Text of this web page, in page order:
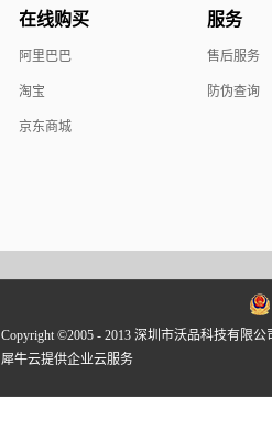
在线购买
阿里巴巴
淘宝
京东商城
服务
售后服务
防伪查询
Copyright ©2005 - 2013 深圳市沃品科技有限公
犀牛云提供企业云服务